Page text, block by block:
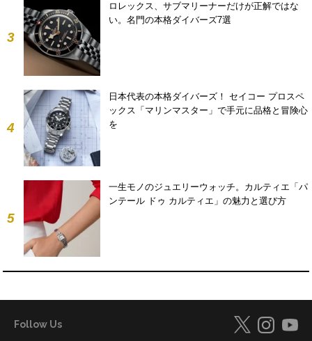
3
ロレックス、サブマリーナーだけが正解ではな
い。名門の本格ダイバーズ7選
4
日本代表の本格ダイバーズ！ セイコー プロスペ
ックス「マリンマスター」で手元に品格と冒険心
を
5
一生モノのジュエリーウォッチ。カルティエ「パ
ンテール ドゥ カルティエ」の魅力と選び方
Follow Us